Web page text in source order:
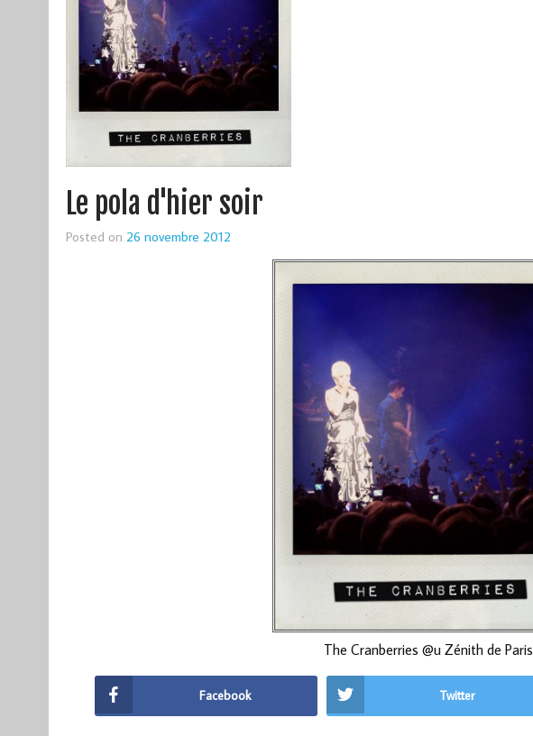
Le pola d'hier soir
Posted on 26 novembre 2012
The Cranberries @u Zénith de Paris
Facebook Twitter